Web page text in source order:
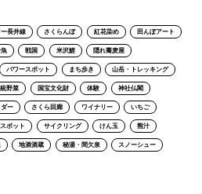
ー長井線 さくらんぼ 紅花染め 田んぼアート
戦国 米沢鯉 隠れ蕎麦屋
パワースポット まち歩き 山岳・トレッキング
野菜 国宝文化財 体験 神社仏閣
ー さくら回廊 ワイナリー いちご
ポット サイクリング けん玉 熊汁
地酒酒蔵 秘湯・間欠泉 スノーシュー